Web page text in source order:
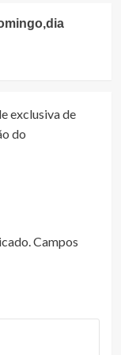
exclusiva de
do
Campos